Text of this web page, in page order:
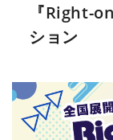
『Right-
ション